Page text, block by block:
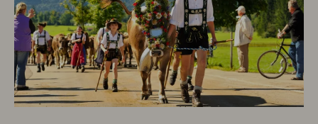
Tel.08326 351 65